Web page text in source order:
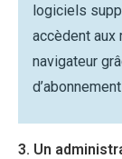
logiciels
accèdent
navigateur
3. Un